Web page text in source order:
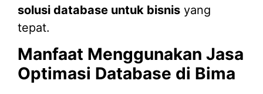
solusi database untuk bisnis yang
tepat.
Manfaat Menggunakan Jasa
Optimasi Database di Bima